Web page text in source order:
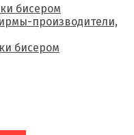
бисером
производители,
бисером